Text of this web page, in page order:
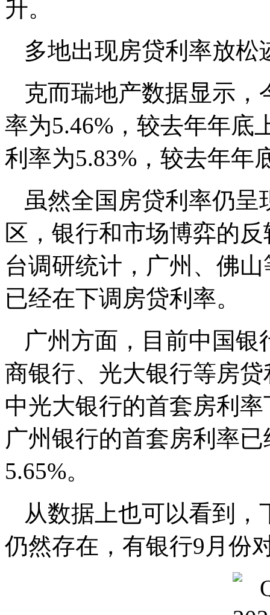
升。
多地出现房贷利率放松
克而瑞地产数据显示，
率为5.46%，较去年年底
利率为5.83%，较去年年
虽然全国房贷利率仍
区，银行和市场博弈的
台调研统计，广州、佛
已经在下调房贷利率。
广州方面，目前中国
商银行、光大银行等房
中光大银行的首套房利
广州银行的首套房利率
5.65%。
从数据上也可以看到
仍然存在，有银行9月份